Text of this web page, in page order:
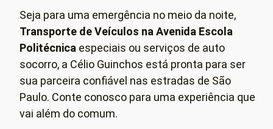
Seja para uma emergência no meio da noite,
Transporte de Veículos na Avenida Escola
Politécnica especiais ou serviços de auto
socorro, a Célio Guinchos está pronta para ser
sua parceira confiável nas estradas de São
Paulo. Conte conosco para uma experiência que
vai além do comum.